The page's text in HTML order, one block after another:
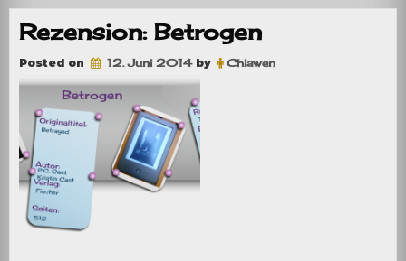
Lesesommer
Rezension: Betrogen
Posted on 12. Juni 2014by Chiawen